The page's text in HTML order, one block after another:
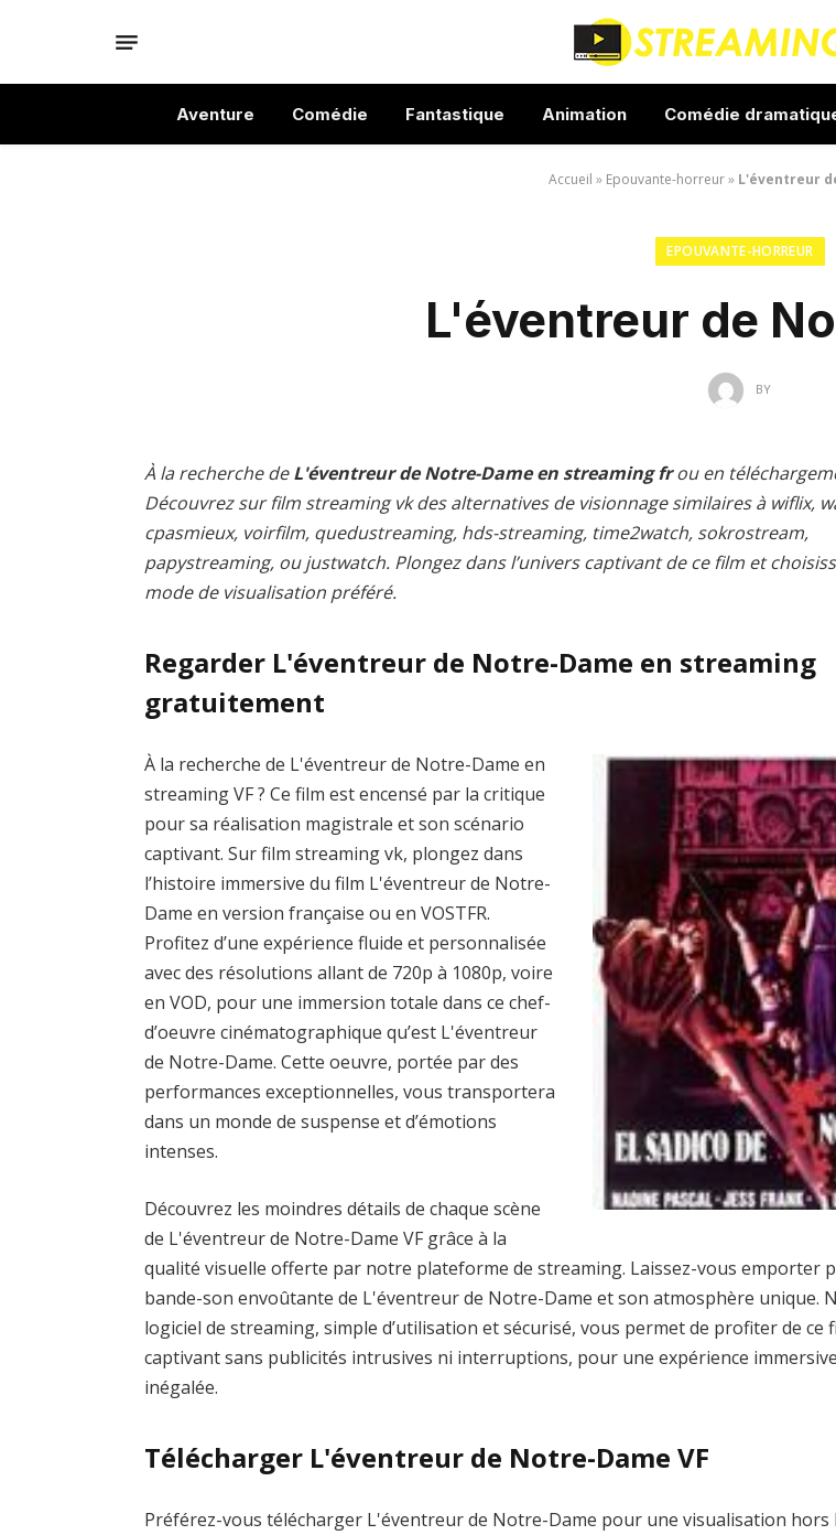
Aventure Comédie Fantastique Animation Comédie
Accueil » Epouvante-horreur» L'éventreur
EPOUVANTE-HORREUR
L'éventreur de
BY
À la recherche deL'éventreur de Notre-Dame en streaming frou en
Découvrez sur film streaming vk des alternatives de visionnage similaires à wiflix,
cpasmieux, voirfilm, quedustreaming, hds-streaming, time2watch, sokrostream,
papystreaming, ou justwatch. Plongez dans l’univers captivant de ce film et
mode de visualisation préféré.
Regarder L'éventreur de Notre-Dame en streaming
gratuitement
À la recherche de L'éventreur de Notre-Dame en
streaming VF ? Ce film est encensé par la critique
pour sa réalisation magistrale et son scénario
captivant. Sur film streaming vk, plongez dans
l’histoire immersive du film L'éventreur de Notre-
Dame en version française ou en VOSTFR.
Profitez d’une expérience fluide et personnalisée
avec des résolutions allant de 720p à 1080p, voire
en VOD, pour une immersion totale dans ce chef-
d’oeuvre cinématographique qu’est L'éventreur
de Notre-Dame. Cette oeuvre, portée par des
performances exceptionnelles, vous transportera
dans un monde de suspense et d’émotions
intenses.
Découvrez les moindres détails de chaque scène
de L'éventreur de Notre-Dame VF grâce à la
qualité visuelle offerte par notre plateforme de streaming. Laissez-vous emporter
bande-son envoûtante de L'éventreur de Notre-Dame et son atmosphère unique.
logiciel de streaming, simple d’utilisation et sécurisé, vous permet de profiter de ce
captivant sans publicités intrusives ni interruptions, pour une expérience immersive
inégalée.
Télécharger L'éventreur de Notre-Dame VF
Préférez-vous télécharger L'éventreur de Notre-Dame pour une visualisation hors